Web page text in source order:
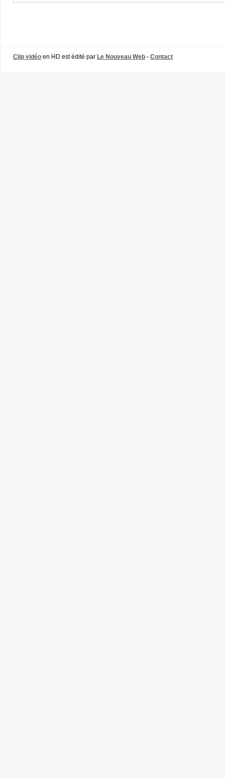
Clip vidéo en HD est édité par Le Nouveau Web - Contact